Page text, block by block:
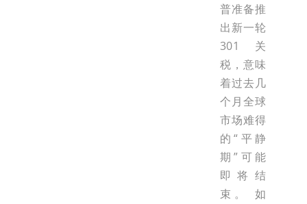
普准备推
出新一轮
301关
税，意味
着过去几
个月全球
市场难得
的“平静
期”可能
即将结
束。 如